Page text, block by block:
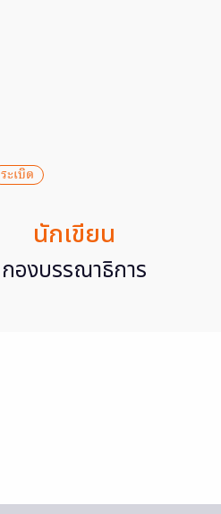
ระเบิด
นักเขียน
กองบรรณาธิการ